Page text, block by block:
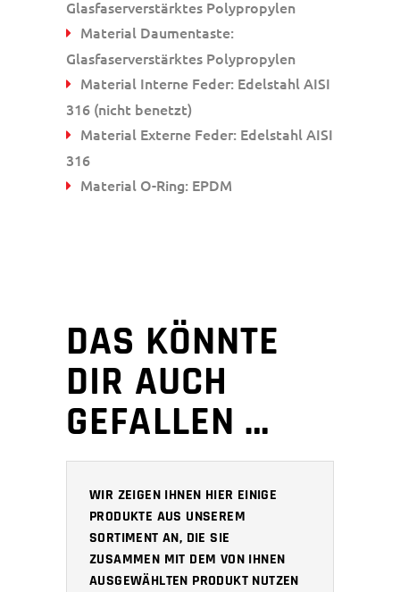
Glasfaserverstärktes Polypropylen
Material Daumentaste:
Glasfaserverstärktes Polypropylen
Material Interne Feder: Edelstahl AISI
316 (nicht benetzt)
Material Externe Feder: Edelstahl AISI
316
Material O-Ring: EPDM
DAS KÖNNTE
DIR AUCH
GEFALLEN …
WIR ZEIGEN IHNEN HIER EINIGE
PRODUKTE AUS UNSEREM
SORTIMENT AN, DIE SIE
ZUSAMMEN MIT DEM VON IHNEN
AUSGEWÄHLTEN PRODUKT NUTZEN